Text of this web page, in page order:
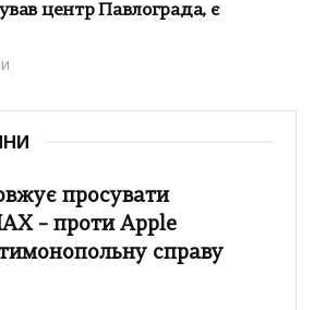
центр Павлограда, є
просувати
– проти Apple
справу